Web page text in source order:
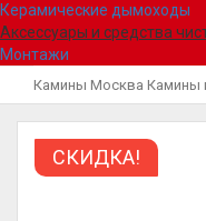
Керамические дымоходы
Аксессуары и средства
Монтажи
Камины Москва Камины
СКИДКА!